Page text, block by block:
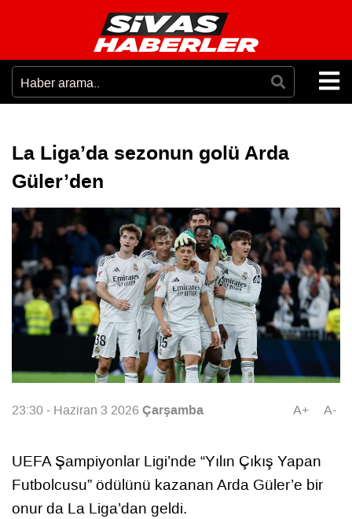
La Liga’da sezonun golü Arda
Güler’den
23:30 - Haziran 3 2026 Çarşamba A+ A-
UEFA Şampiyonlar Ligi’nde “Yılın Çıkış Yapan
Futbolcusu” ödülünü kazanan Arda Güler’e bir
onur da La Liga’dan geldi.